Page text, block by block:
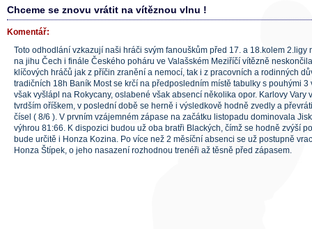
Chceme se znovu vrátit na vítěznou vlnu !
Komentář:
Toto odhodlání vzkazují naši hráči svým fanouškům před 17. a 18.kolem 2.ligy
na jihu Čech i finále Českého poháru ve Valašském Meziříčí vítězně
klíčových hráčů jak z příčin zranění a nemocí, tak i z pracovních a rodinných
tradičních 18h Baník Most se krčí na předposledním místě tabulky s pouhými
však vyšlápl na Rokycany, oslabené však absencí několika opor. Karlovy Vary
tvrdším oříškem, v poslední době se herně i výsledkově hodně zvedly a
čísel ( 8/6 ). V prvním vzájemném zápase na začátku listopadu dominovala
výhrou 81:66. K dispozici budou už oba bratři Blackých, čímž se hodně zvýší
bude určitě i Honza Kozina. Po více než 2 měsíční absenci se už postupně
Honza Štípek, o jeho nasazení rozhodnou trenéři až těsně před zápasem.